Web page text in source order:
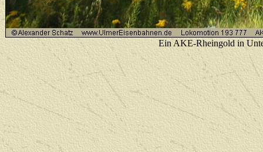
Ein AKE-Rheingold in